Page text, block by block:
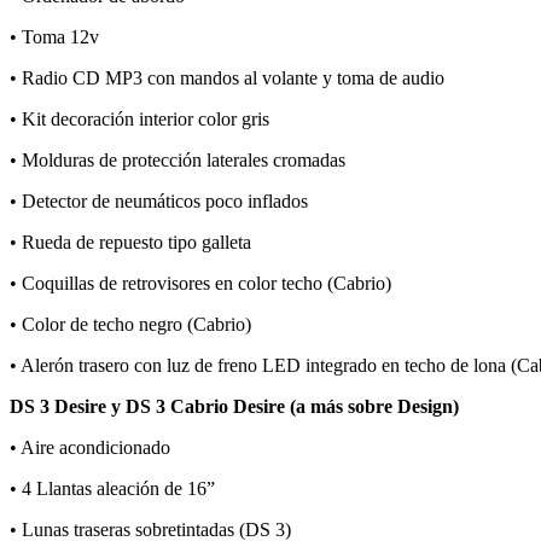
• Toma 12v
• Radio CD MP3 con mandos al volante y toma de audio
• Kit decoración interior color gris
• Molduras de protección laterales cromadas
• Detector de neumáticos poco inflados
• Rueda de repuesto tipo galleta
• Coquillas de retrovisores en color techo (Cabrio)
• Color de techo negro (Cabrio)
• Alerón trasero con luz de freno LED integrado en techo de lona
DS 3 Desire y DS 3 Cabrio Desire (a más sobre Design)
• Aire acondicionado
• 4 Llantas aleación de 16”
• Lunas traseras sobretintadas (DS 3)